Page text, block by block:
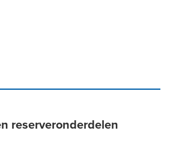
reserveronderdelen